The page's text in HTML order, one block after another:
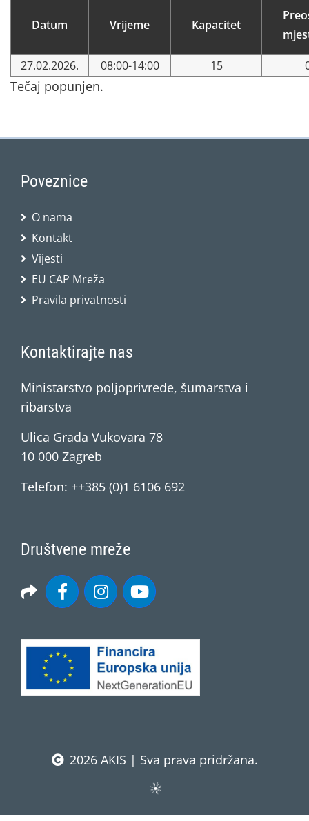
Datum Vrijeme Kapacitet
27.02.2026. 08:00-14:00 15
Tečaj popunjen.
Poveznice
O nama
Kontakt
Vijesti
EU CAP Mreža
Pravila privatnosti
Kontaktirajte nas
Ministarstvo poljoprivrede, šumarstva i
ribarstva
Ulica Grada Vukovara 78
10 000 Zagreb
Telefon: ++385 (0)1 6106 692
Društvene mreže
2026 AKIS | Sva prava pridržana.